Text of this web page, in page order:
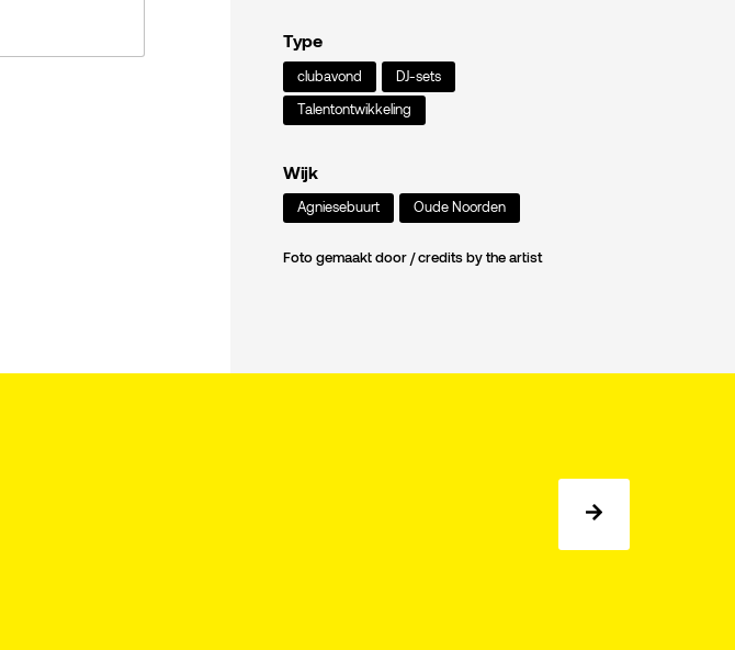
Type
clubavond DJ-sets
Talentontwikkeling
Wijk
Agniesebuurt Oude Noorden
Foto gemaakt door / credits by the artist